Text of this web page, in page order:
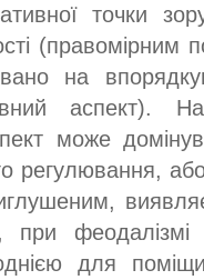
точки
(правомірним
на
аспект).
може
регулювання,
при феодалізмі
для